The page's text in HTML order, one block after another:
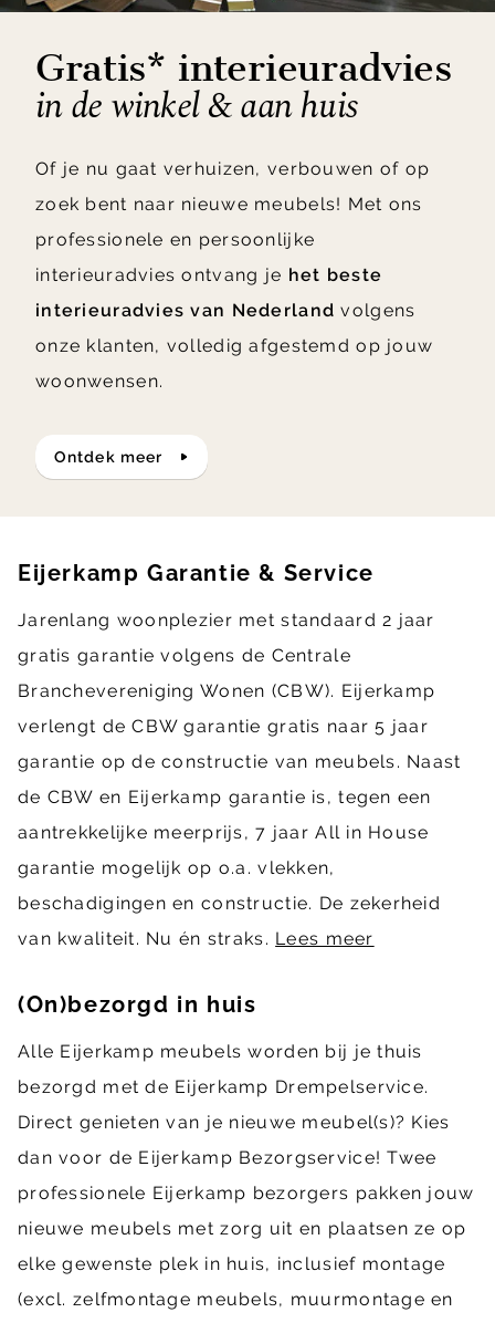
Gratis* interieuradvies
in de winkel & aan huis
Of je nu gaat verhuizen, verbouwen of op
zoek bent naar nieuwe meubels! Met ons
professionele en persoonlijke
interieuradvies ontvang je het beste
interieuradvies van Nederland volgens
onze klanten, volledig afgestemd op jouw
woonwensen.
ontdek meer
Eijerkamp Garantie & Service
Jarenlang woonplezier met standaard 2 jaar
gratis garantie volgens de Centrale
Branchevereniging Wonen (CBW). Eijerkamp
verlengt de CBW garantie gratis naar 5 jaar
garantie op de constructie van meubels. Naast
de CBW en Eijerkamp garantie is, tegen een
aantrekkelijke meerprijs, 7 jaar All in House
garantie mogelijk op o.a. vlekken,
beschadigingen en constructie. De zekerheid
van kwaliteit. Nu én straks. Lees meer
(On)bezorgd in huis
Alle Eijerkamp meubels worden bij je thuis
bezorgd met de Eijerkamp Drempelservice.
Direct genieten van je nieuwe meubel(s)? Kies
dan voor de Eijerkamp Bezorgservice! Twee
professionele Eijerkamp bezorgers pakken jouw
nieuwe meubels met zorg uit en plaatsen ze op
elke gewenste plek in huis, inclusief montage
(excl. zelfmontage meubels, muurmontage en